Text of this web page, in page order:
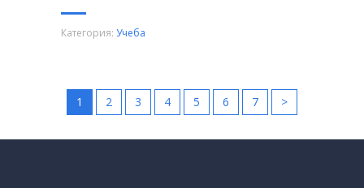
Категория: Учеба
1 2 3 4 5 6 7 >